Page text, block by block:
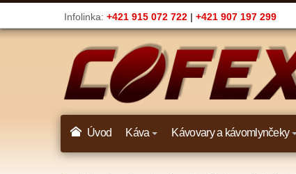
Infolinka: +421 915 072 722 | +421 907 197 299
Úvod Káva Kávovary a kávomlynčeky